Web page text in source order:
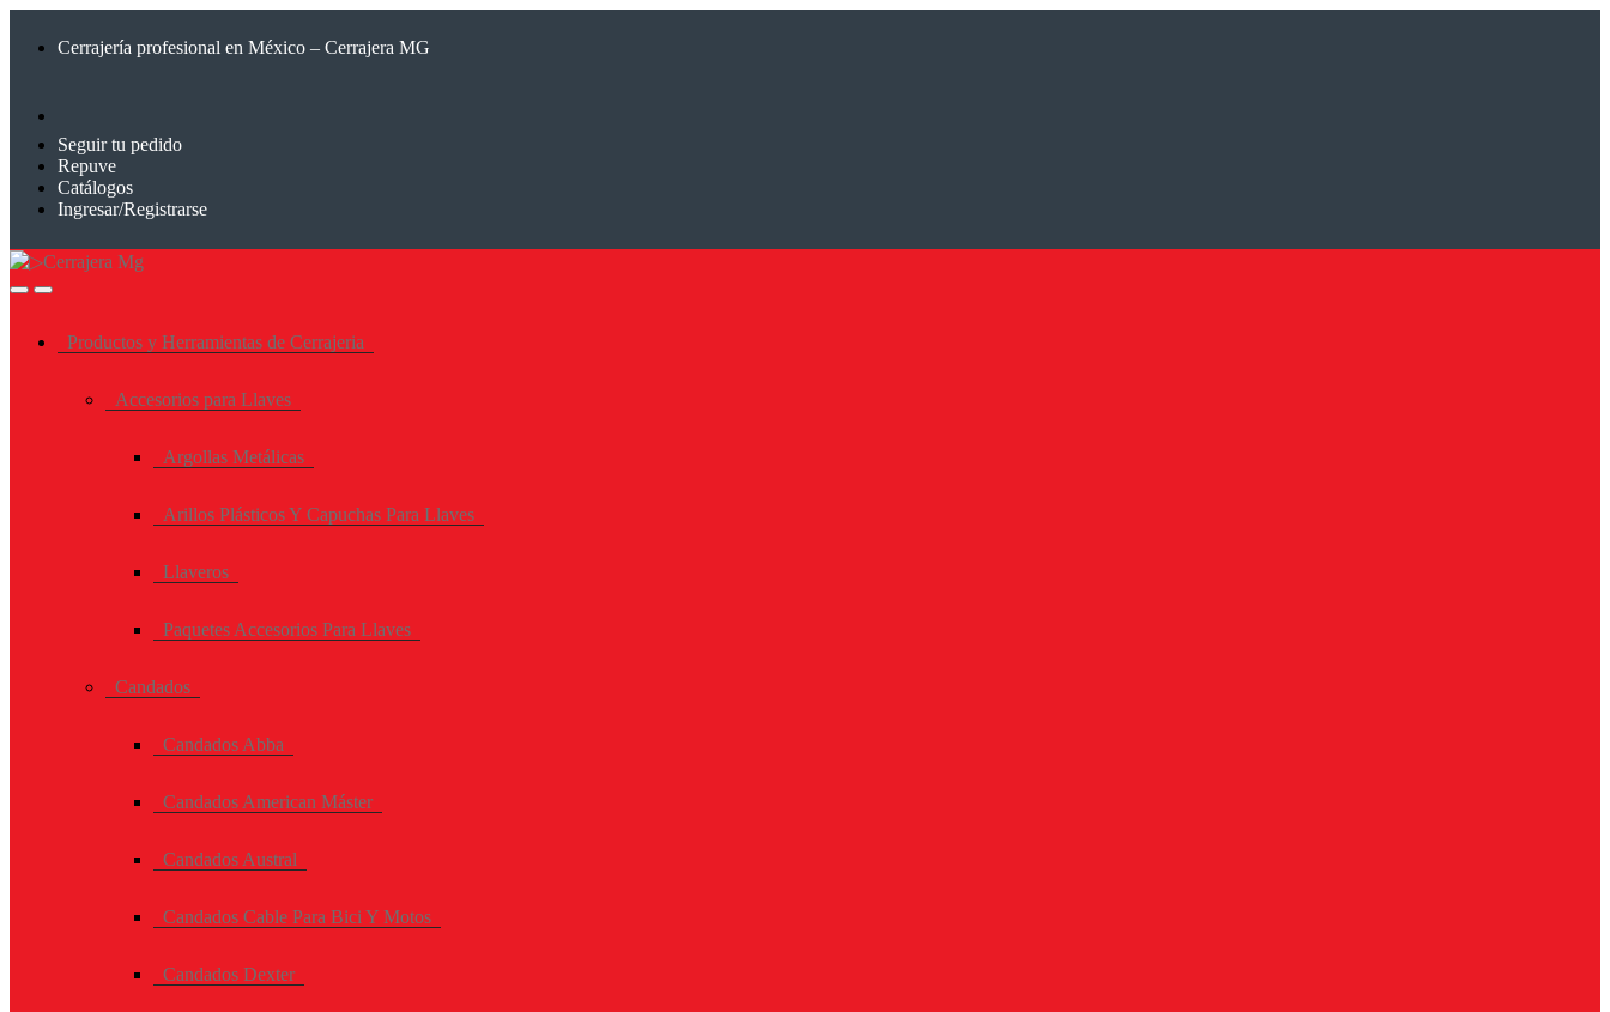
Cerrajería profesional en México – Cerrajera MG
Seguir tu pedido
Repuve
Catálogos
Ingresar/Registrarse
Productos y Herramientas de Cerrajeria
Accesorios para Llaves
Argollas Metálicas
Arillos Plásticos Y Capuchas Para Llaves
Llaveros
Paquetes Accesorios Para Llaves
Candados
Candados Abba
Candados American Máster
Candados Austral
Candados Cable Para Bici Y Motos
Candados Dexter